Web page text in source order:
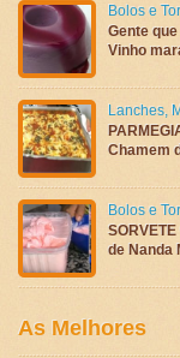
Bolos e
Gente
Vinho
Lanches,
Chamem
Bolos e
de Nanda
As Melhores